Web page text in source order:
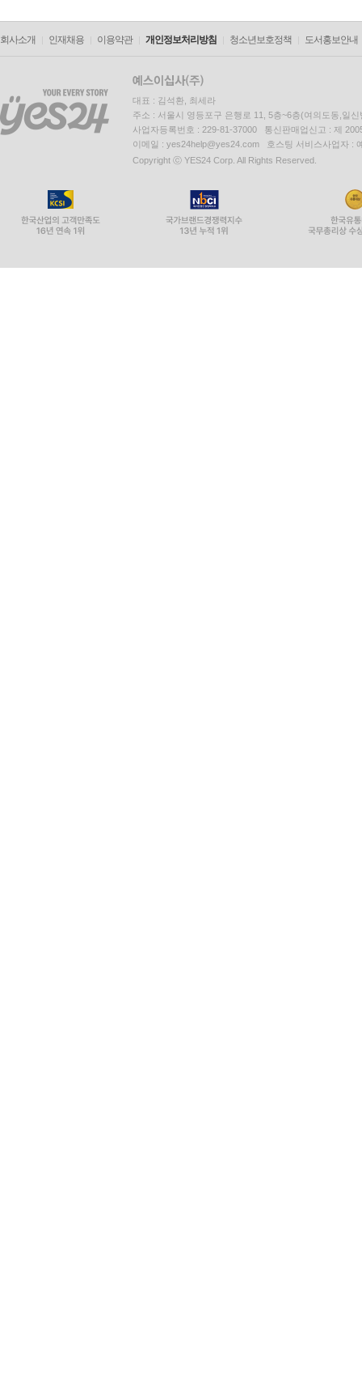
회사소개 인재채용 이용약관 개인정보처리방침 청소년보호정책 도서홍보안내
대표 : 김석환, 최세라
주소 : 서울시 영등포구 은행로 11, 5층~6층(여의도동,일신
사업자등록번호 : 229-81-37000 통신판매업신고 : 제
이메일 : yes24help@yes24.com 호스팅 서비스사업자 :
Copyright ⓒ YES24 Corp. All Rights Reserved.